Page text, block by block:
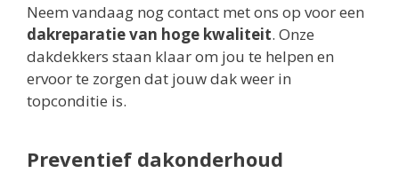
Neem vandaag nog contact met ons op voor een
dakreparatie van hoge kwaliteit. Onze
dakdekkers staan klaar om jou te helpen en
ervoor te zorgen dat jouw dak weer in
topconditie is.
Preventief dakonderhoud